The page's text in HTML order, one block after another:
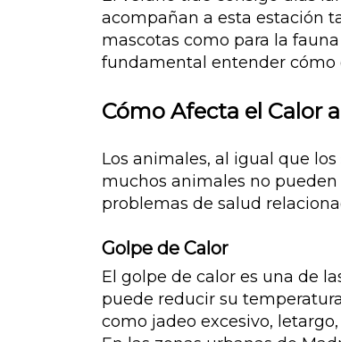
acompañan a esta estación
mascotas como para la
fundamental entender cómo
Cómo Afecta el Calor
Los animales, al igual que
muchos animales no
problemas de salud
Golpe de Calor
El golpe de calor es una de
puede reducir su
como jadeo excesivo,